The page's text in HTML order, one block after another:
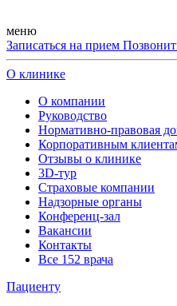
меню
Записаться на прием
О клинике
О компании
Руководство
Нормативно-правовая
Корпоративным
Отзывы о клинике
3D-тур
Страховые компании
Надзорные органы
Конференц-зал
Вакансии
Контакты
Все 152 врача
Пациенту